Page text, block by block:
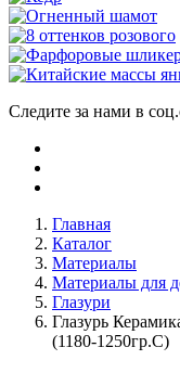
Следите за нами в
Главная
Каталог
Материалы
Материалы для
Глазури
Глазурь
(1180-1250гр.С)